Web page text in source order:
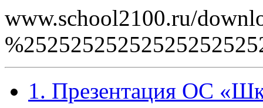
www.school2100.ru/
1. Презентация ОС